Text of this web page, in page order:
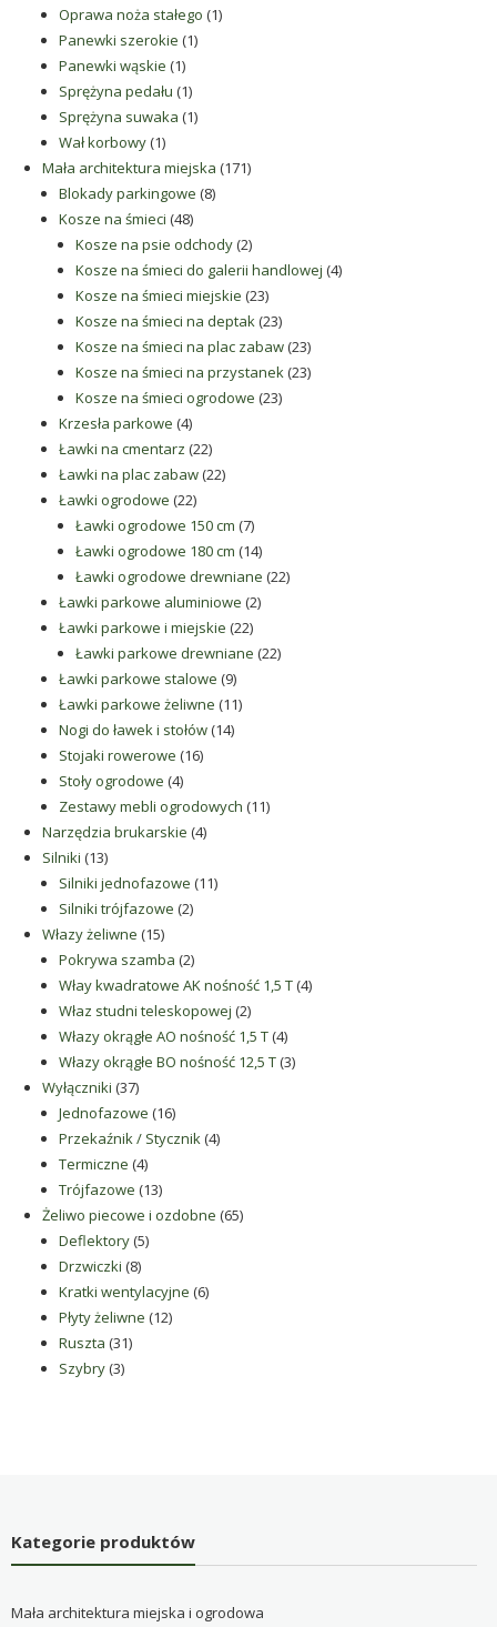
produkt
Oprawa noża stałego 11
Panewki szerokie 11
Panewki wąskie 11
produkt
Sprężyna pedału 11
produkt
Sprężyna suwaka 11
Wał korbowy 11
produkt
Mała architektura miejska 171171
Blokady parkingowe 88
Kosze na śmieci 4848
produktów
Kosze na psie odchody 22
produkty
Kosze na śmieci do galerii handlowej 44
Kosze na śmieci miejskie 2323
produkty
Kosze na śmieci na deptak 2323
produkty
Kosze na śmieci na plac zabaw 2323
produkty
Kosze na śmieci na przystanek 2323
Kosze na śmieci ogrodowe 2323
Krzesła parkowe 44
produkty
Ławki na cmentarz 2222
produkty
Ławki na plac zabaw 2222
Ławki ogrodowe 2222
produkty
Ławki ogrodowe 150 cm 77
produktów
Ławki ogrodowe 180 cm 1414
produktów
Ławki ogrodowe drewniane 2222
Ławki parkowe aluminiowe 22
Ławki parkowe i miejskie 2222
produkty
Ławki parkowe drewniane 2222
Ławki parkowe stalowe 99
produktów
Ławki parkowe żeliwne 1111
Nogi do ławek i stołów 1414
Stojaki rowerowe 1616
Stoły ogrodowe 44
produkty
Zestawy mebli ogrodowych 1111
Narzędzia brukarskie 44
Silniki 1313
produktów
Silniki jednofazowe 1111
Silniki trójfazowe 22
Włazy żeliwne 1515
produktów
Pokrywa szamba 22
produkty
Włay kwadratowe AK nośność 1,5 T 44
Właz studni teleskopowej 22
produkty
Włazy okrągłe AO nośność 1,5 T 44
produkty
Włazy okrągłe BO nośność 12,5 T 33
Wyłączniki 3737
produktów
Jednofazowe 1616
produktów
Przekaźnik / Stycznik 44
Termiczne 44
produkty
Trójfazowe 1313
produktów
Żeliwo piecowe i ozdobne 6565
Deflektory 55
Drzwiczki 88
produktów
Kratki wentylacyjne 66
Płyty żeliwne 1212
Ruszta 3131
Szybry 33
Kategorie produktów
Mała architektura miejska i ogrodowa